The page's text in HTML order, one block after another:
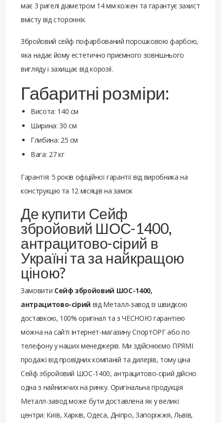
має 3 ригелі діаметром 14 мм кожен та гарантує захист
вмісту від сторонніх.
Збройовий сейф пофарбований порошковою фарбою,
яка надає йому естетично приємного зовнішнього
вигляду і захищає від корозії.
Габаритні розміри:
Висота: 140 см
Ширина: 30 см
Глибина: 25 см
Вага: 27 кг
Гарантія: 5 років офіційної гарантії від виробника на
конструкцію та 12 місяців на замок
Де купити Сейф
збройовий ШОС-1400,
антрацитово-сірий в
Україні та за найкращою
ціною?
Замовити Сейф збройовий ШОС-1400,
антрацитово-сірий від Металл-завод із швидкою
доставкою, 100% оригінал та з ЧЕСНОЮ гарантією
можна на сайті інтернет-магазину СпортОРГ або по
телефону у наших менеджерів. Ми здійснюємо ПРЯМІ
продажі від провідних компаній та дилерів, тому ціна
Сейф збройовий ШОС-1400, антрацитово-сірий дійсно
одна з найнижчих на ринку. Оригінальна продукція
Металл-завод може бути доставлена ​​як у великі
центри: Київ, Харків, Одеса, Дніпро, Запоріжжя, Львів,